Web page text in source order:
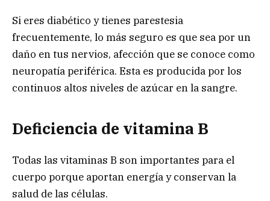
Si eres diabético y tienes parestesia
frecuentemente, lo más seguro es que sea por un
daño en tus nervios, afección que se conoce como
neuropatía periférica. Esta es producida por los
continuos altos niveles de azúcar en la sangre.
Deficiencia de vitamina B
Todas las vitaminas B son importantes para el
cuerpo porque aportan energía y conservan la
salud de las células.